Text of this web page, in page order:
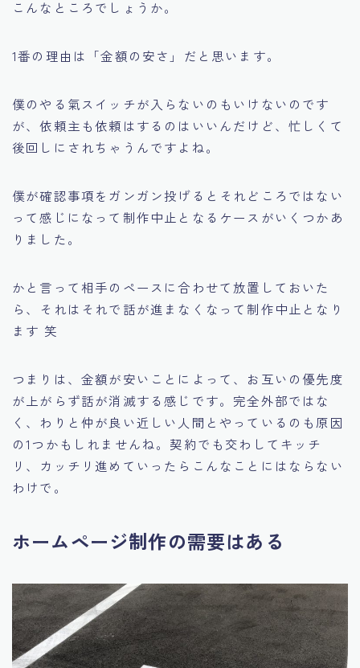
こんなところでしょうか。
1番の理由は「金額の安さ」だと思います。
僕のやる氣スイッチが入らないのもいけないのです
が、依頼主も依頼はするのはいいんだけど、忙しくて
後回しにされちゃうんですよね。
僕が確認事項をガンガン投げるとそれどころではない
って感じになって制作中止となるケースがいくつかあ
りました。
かと言って相手のペースに合わせて放置しておいた
ら、それはそれで話が進まなくなって制作中止となり
ます 笑
つまりは、金額が安いことによって、お互いの優先度
が上がらず話が消滅する感じです。完全外部ではな
く、わりと仲が良い近しい人間とやっているのも原因
の1つかもしれませんね。契約でも交わしてキッチ
リ、カッチリ進めていったらこんなことにはならない
わけで。
ホームページ制作の需要はある